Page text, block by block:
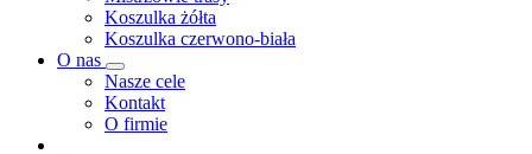
Koszulka żółta
Koszulka czerwono-biała
O nas
Nasze cele
Kontakt
O firmie